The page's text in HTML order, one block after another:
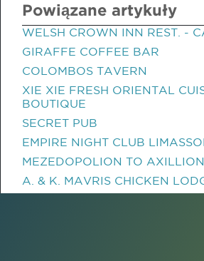
Powiązane artykuły
WELSH CROWN INN REST. -
GIRAFFE COFFEE BAR
COLOMBOS TAVERN
XIE XIE FRESH ORIENTAL
BOUTIQUE
SECRET PUB
EMPIRE NIGHT CLUB
MEZEDOPOLION TO
A. & K. MAVRIS CHICKEN